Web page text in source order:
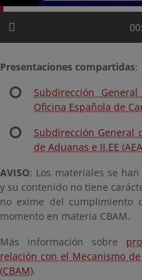
Presentaciones compartidas:
Subdirección
Oficina Española de
Subdirección General
de Aduanas e II.EE
AVISO: Los materiales se
y su contenido no tiene
no exime del cumplimiento
momento en materia CBAM.
Más información sobre
relación con el Mecanismo
(CBAM).